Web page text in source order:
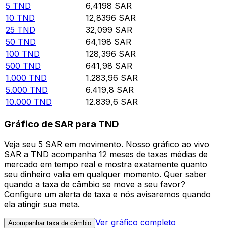
5 TND 6,4198 SAR
10 TND 12,8396 SAR
25 TND 32,099 SAR
50 TND 64,198 SAR
100 TND 128,396 SAR
500 TND 641,98 SAR
1.000 TND 1.283,96 SAR
5.000 TND 6.419,8 SAR
10.000 TND 12.839,6 SAR
Gráfico de SAR para TND
Veja seu 5 SAR em movimento. Nosso gráfico ao vivo
SAR a TND acompanha 12 meses de taxas médias de
mercado em tempo real e mostra exatamente quanto
seu dinheiro valia em qualquer momento. Quer saber
quando a taxa de câmbio se move a seu favor?
Configure um alerta de taxa e nós avisaremos quando
ela atingir sua meta.
Acompanhar taxa de câmbio Ver gráfico completo